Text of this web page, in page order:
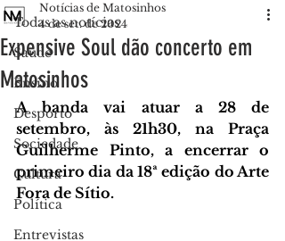
Todas as notícias
Saúde
Ensino
Desporto
Sociedade
Cultura
Política
Entrevistas
Expensive Soul dão concerto em
Matosinhos
Notícias de Matosinhos
4 de set. de 2024
A banda vai atuar a 28 de
setembro, às 21h30, na Praça
Guilherme Pinto, a encerrar o
primeiro dia da 18ª edição do Arte
Fora de Sítio.